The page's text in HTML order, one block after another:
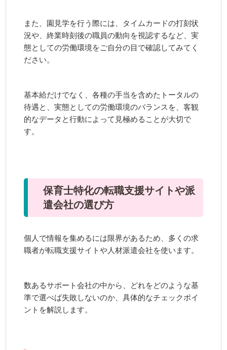
また、園見学を行う際には、タイムカードの打刻状
況や、終業時刻後の職員の動向を視認するなど、実
態としての労働環境をご自分の目で確認してみてく
ださい。
基本給だけでなく、各種の手当を含めたトータルの
待遇と、実態としての労働環境のバランスを、客観
的なデータと行動によって見極めることが大切で
す。
保育士特化の転職支援サイトや派
遣会社の選び方
個人で情報を集めるには限界があるため、多くの求
職者が転職支援サイトや人材派遣会社を使います。
数あるサポート会社の中から、どれをどのような基
準で選べば失敗しないのか、具体的なチェックポイ
ントを解説します。